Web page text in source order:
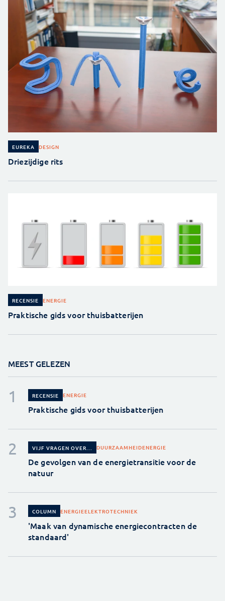
EUREKA DESIGN
Driezijdige rits
RECENSIE ENERGIE
Praktische gids voor thuisbatterijen
MEEST GELEZEN
RECENSIE ENERGIE
Praktische gids voor thuisbatterijen
VIJF VRAGEN OVER... DUURZAAMHEIDENERGIE
De gevolgen van de energietransitie voor de
natuur
COLUMN ENERGIEELEKTROTECHNIEK
'Maak van dynamische energiecontracten de
standaard'